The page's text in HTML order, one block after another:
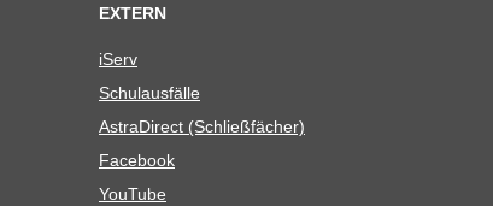
EXTERN
iServ
Schul­aus­fälle
Astra­Di­rect (Schließ­fä­cher)
Face­book
You­Tube